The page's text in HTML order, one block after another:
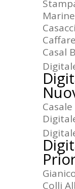
Casal
Colli